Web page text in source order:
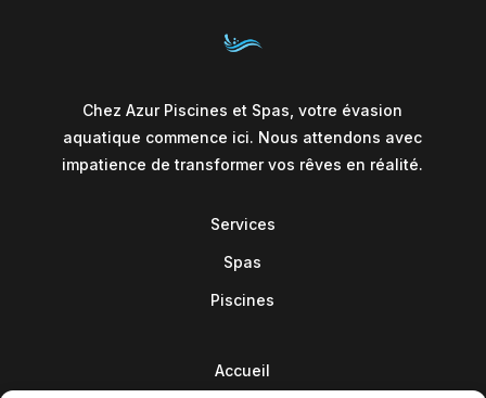
Chez Azur Piscines et Spas, votre évasion
aquatique commence ici. Nous attendons avec
impatience de transformer vos rêves en réalité.
Services
Spas
Piscines
Accueil